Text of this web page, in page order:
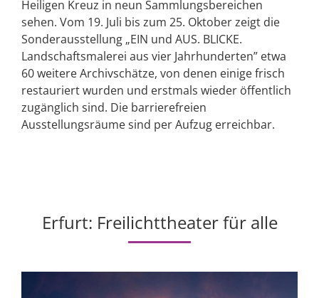
Heiligen Kreuz in neun Sammlungsbereichen
sehen. Vom 19. Juli bis zum 25. Oktober zeigt die
Sonderausstellung „EIN und AUS. BLICKE.
Landschaftsmalerei aus vier Jahrhunderten” etwa
60 weitere Archivschätze, von denen einige frisch
restauriert wurden und erstmals wieder öffentlich
zugänglich sind. Die barrierefreien
Ausstellungsräume sind per Aufzug erreichbar.
Erfurt: Freilichttheater für alle